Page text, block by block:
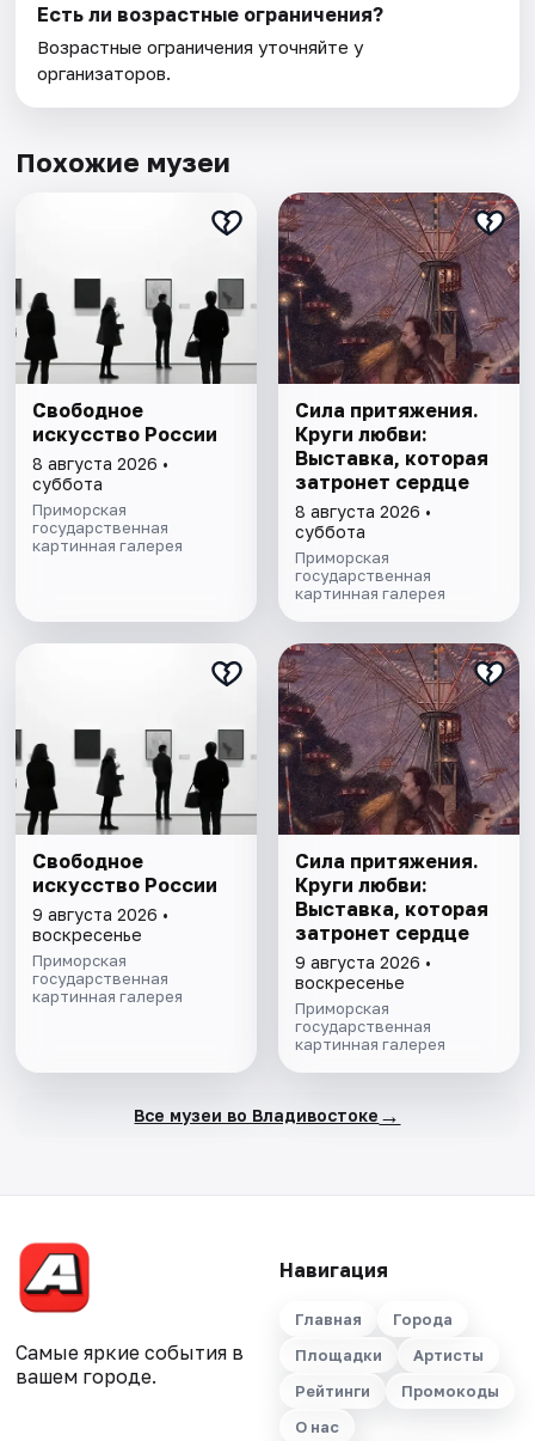
Есть ли возрастные ограничения?
Возрастные ограничения уточняйте у
организаторов.
Похожие музеи
Свободное
искусство России
8 августа 2026 •
суббота
Приморская
государственная
картинная галерея
Сила притяжения.
Круги любви:
Выставка, которая
затронет сердце
8 августа 2026 •
суббота
Приморская
государственная
картинная галерея
Свободное
искусство России
9 августа 2026 •
воскресенье
Приморская
государственная
картинная галерея
Сила притяжения.
Круги любви:
Выставка, которая
затронет сердце
9 августа 2026 •
воскресенье
Приморская
государственная
картинная галерея
Все музеи во Владивостоке →
Самые яркие события в
вашем городе.
Навигация
Главная
Города
Площадки
Артисты
Рейтинги
Промокоды
О нас